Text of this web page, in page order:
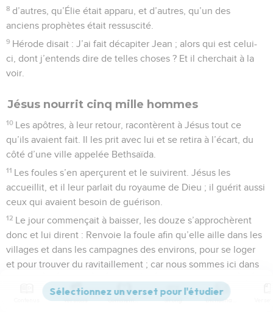
8 d’autres, qu’Élie était apparu, et d’autres, qu’un des
anciens prophètes était ressuscité.
9 Hérode disait : J’ai fait décapiter Jean ; alors qui est celui-
ci, dont j’entends dire de telles choses ? Et il cherchait à la
voir.
Jésus nourrit cinq mille hommes
10 Les apôtres, à leur retour, racontèrent à Jésus tout ce
qu’ils avaient fait. Il les prit avec lui et se retira à l’écart, du
côté d’une ville appelée Bethsaïda.
11 Les foules s’en aperçurent et le suivirent. Jésus les
accueillit, et il leur parlait du royaume de Dieu ; il guérit aussi
ceux qui avaient besoin de guérison.
12 Le jour commençait à baisser, les douze s’approchèrent
donc et lui dirent : Renvoie la foule afin qu’elle aille dans les
villages et dans les campagnes des environs, pour se loger
et pour trouver du ravitaillement ; car nous sommes ici dans
Jésus leur dit : Donnez-leur vous-mêmes à manger. Mais
Versions Commentaires Strong